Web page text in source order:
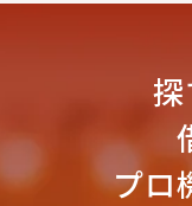
探
プロ